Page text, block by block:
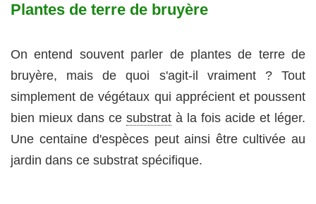
Plantes de terre de bruyère
On entend souvent parler de plantes de terre de
bruyère, mais de quoi s'agit-il vraiment ? Tout
simplement de végétaux qui apprécient et poussent
bien mieux dans ce substrat à la fois acide et léger.
Une centaine d'espèces peut ainsi être cultivée au
jardin dans ce substrat spécifique.